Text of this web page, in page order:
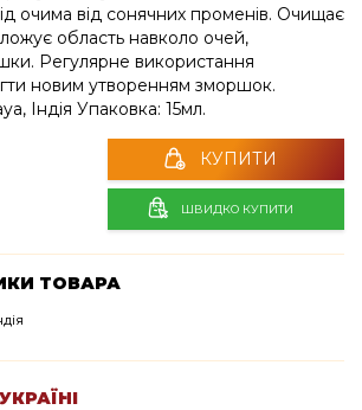
очима від сонячних променів. Очищає
область навколо очей,
Регулярне використання
новим утворенням зморшок.
Індія Упаковка: 15мл.
КУПИТИ
ШВИДКО КУПИТИ
ТОВАРА